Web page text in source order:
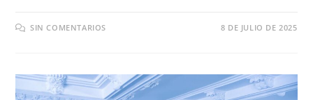
SIN COMENTARIOS 8 DE JULIO DE 2025